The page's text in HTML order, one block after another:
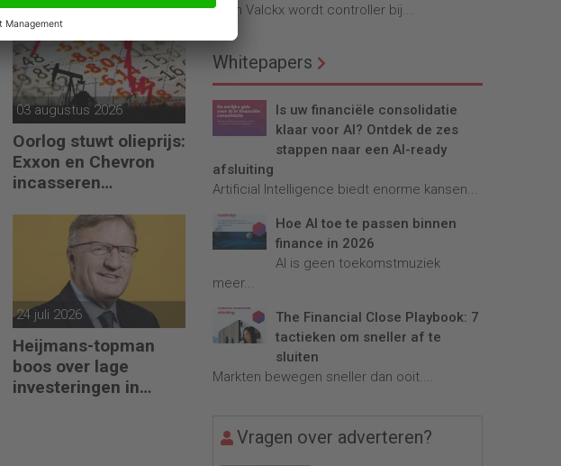
03 augustus 2026
Oorlog stuwt olieprijs:
Exxon en Chevron
incasseren
24 juli 2026
Heijmans-topman
boos over lage
investeringen in
Teun Valckx wordt controller bij...
Whitepapers
Is uw financiële consolidatie
klaar voor AI? Ontdek de zes
stappen naar een AI-ready
afsluiting
Artificial Intelligence biedt enorme kansen...
Hoe AI toe te passen binnen
finance in 2026
AI is geen toekomstmuziek
meer...
The Financial Close Playbook: 7
tactieken om sneller af te
sluiten
Markten bewegen sneller dan ooit....
Vragen over adverteren?